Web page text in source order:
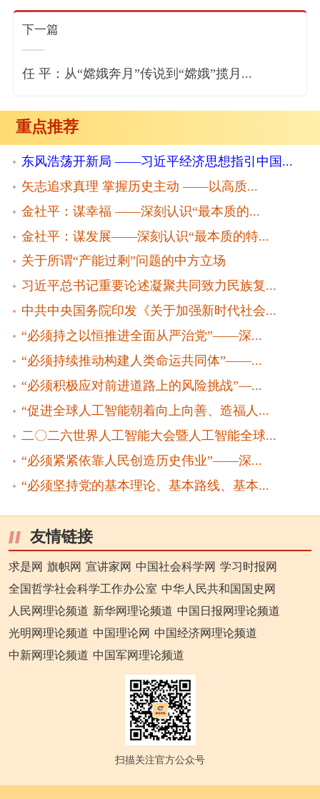
下一篇
任 平：从“嫦娥奔月”传说到“嫦娥”揽月...
重点推荐
东风浩荡开新局 ——习近平经济思想指引中国...
矢志追求真理 掌握历史主动 ——以高质...
金社平：谋幸福 ——深刻认识“最本质的...
金社平：谋发展——深刻认识“最本质的特...
关于所谓“产能过剩”问题的中方立场
习近平总书记重要论述凝聚共同致力民族复...
中共中央国务院印发《关于加强新时代社会...
“必须持之以恒推进全面从严治党”——深...
“必须持续推动构建人类命运共同体”——...
“必须积极应对前进道路上的风险挑战”—...
“促进全球人工智能朝着向上向善、造福人...
二〇二六世界人工智能大会暨人工智能全球...
“必须紧紧依靠人民创造历史伟业”——深...
“必须坚持党的基本理论、基本路线、基本...
友情链接
求是网 旗帜网 宣讲家网 中国社会科学网 学习时报网
全国哲学社会科学工作办公室 中华人民共和国国史网
人民网理论频道 新华网理论频道 中国日报网理论频道
光明网理论频道 中国理论网 中国经济网理论频道
中新网理论频道 中国军网理论频道
扫描关注官方公众号